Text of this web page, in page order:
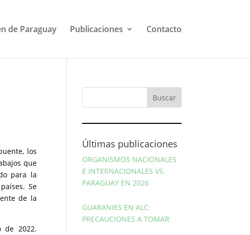
de Paraguay Publicaciones Contacto
los
que
para la
Se
de la
de 2022.
Últimas publicaciones
ORGANISMOS NACIONALES
E INTERNACIONALES VS.
PARAGUAY EN 2026
GUARANIES EN ALC:
PRECAUCIONES A TOMAR